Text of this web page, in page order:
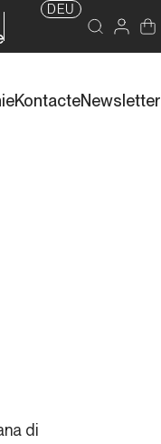
DEU
KontacteNewsletter
di